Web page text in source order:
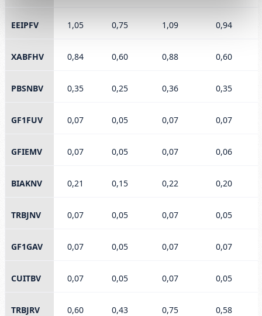
EEIPFV 1,05 0,75 1,09 0,94
XABFHV 0,84 0,60 0,88 0,60
PBSNBV 0,35 0,25 0,36 0,35
GF1FUV 0,07 0,05 0,07 0,07
GFIEMV 0,07 0,05 0,07 0,06
BIAKNV 0,21 0,15 0,22 0,20
TRBJNV 0,07 0,05 0,07 0,05
GF1GAV 0,07 0,05 0,07 0,07
CUITBV 0,07 0,05 0,07 0,05
TRBJRV 0,60 0,43 0,75 0,58